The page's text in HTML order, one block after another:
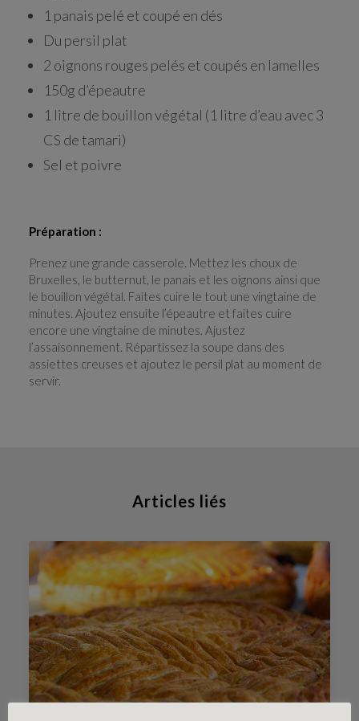
1 panais pelé et coupé en dés
Du persil plat
2 oignons rouges pelés et coupés en lamelles
150g d’épeautre
1 litre de bouillon végétal (1 litre d’eau avec 3
CS de tamari)
Sel et poivre
Préparation :
Prenez une grande casserole. Mettez les choux de
Bruxelles, le butternut, le panais et les oignons ainsi que
le bouillon végétal. Faites cuire le tout une vingtaine de
minutes. Ajoutez ensuite l’épeautre et faites cuire
encore une vingtaine de minutes. Ajustez
l’assaisonnement. Répartissez la soupe dans des
assiettes creuses et ajoutez le persil plat au moment de
servir.
Articles liés